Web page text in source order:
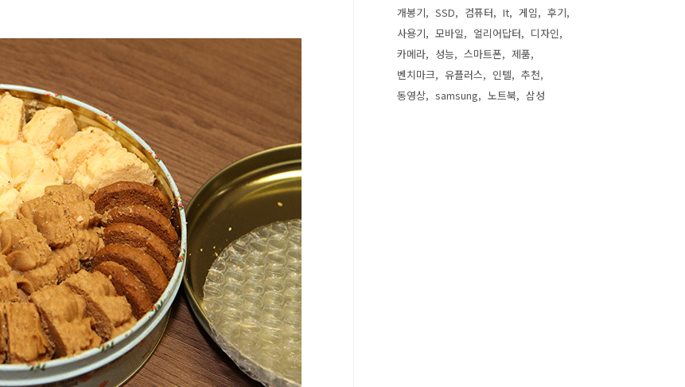
개봉기
SSD 컴퓨터 It 게임
후기
사용기
모바일 얼리어답터
디자인
카메라
성능 스마트폰
제품
벤치마크
유플러스 인텔
추천
동영상
samsung 노트북 삼성